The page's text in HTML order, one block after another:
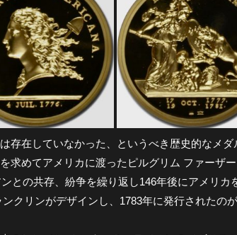
存在していなかった、というべき歴史的なメダ
求めてアメリカに渡ったピルグリム ファーザー
との共存、紛争を繰り返し146年後にアメリカ
クリンがデザインし、1783年に発行されたの